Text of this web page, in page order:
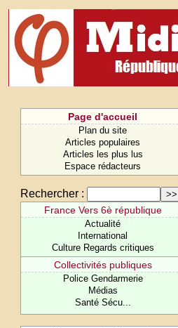
Page d'accueil
Plan du site
Articles populaires
Articles les plus lus
Espace rédacteurs
Rechercher :
France Vers 6è république
Actualité
International
Culture Regards critiques
Collectivités publiques
Police Gendarmerie
Médias
Santé Sécu...